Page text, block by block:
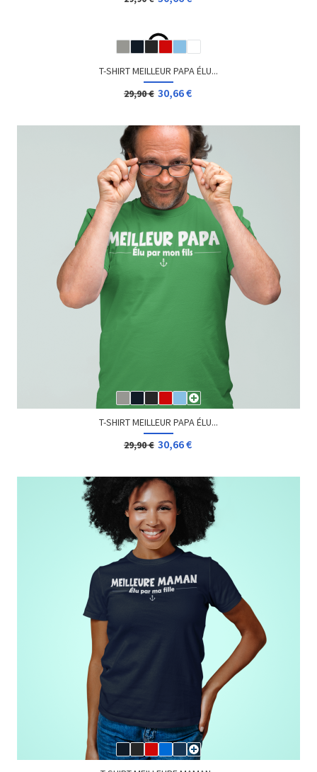
T-SHIRT MR GEEK
19,90 € 14,90 €
T-SHIRT MISS GEEK
19,90 € 14,90 €
T-SHIRT ATTENTION GEEK